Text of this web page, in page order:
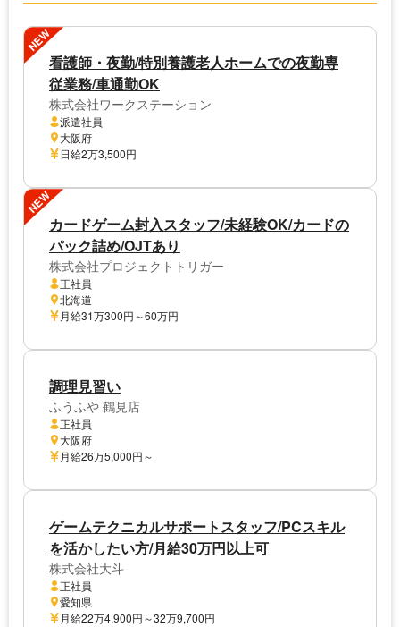
NEW
看護師・夜勤/特別養護老人ホームでの夜勤専
従業務/車通勤OK
株式会社ワークステーション
派遣社員
大阪府
日給2万3,500円
NEW
カードゲーム封入スタッフ/未経験OK/カードの
パック詰め/OJTあり
株式会社プロジェクトトリガー
正社員
北海道
月給31万300円～60万円
調理見習い
ふうふや 鶴見店
正社員
大阪府
月給26万5,000円～
ゲームテクニカルサポートスタッフ/PCスキル
を活かしたい方/月給30万円以上可
株式会社大斗
正社員
愛知県
月給22万4,900円～32万9,700円